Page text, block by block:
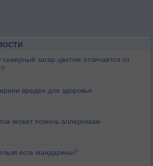
загар цветом отличается от
вреден для здоровья
может помочь аллергикам
есть мандарины?